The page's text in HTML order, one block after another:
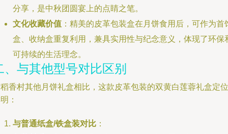
分享，是中秋团圆宴上的点睛之笔。
文化收藏价值 ：精美的皮革包装盒在月饼食用后，可作为首
盒、收纳盒重复利用，兼具实用性与纪念意义，体现了环保
可持续的生活理念。
、与其他型号对比区别
香村其他月饼礼盒相比，这款皮革包装的双黄白莲蓉礼盒定位
：
与普通纸盒/铁盒装对比 ：